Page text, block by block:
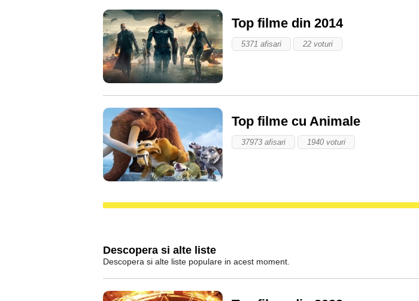
Top filme din 2014
5371 afisari 22 voturi
Top filme cu Animale
37973 afisari 1940 voturi
Descopera si alte liste
Descopera si alte liste populare in acest moment.